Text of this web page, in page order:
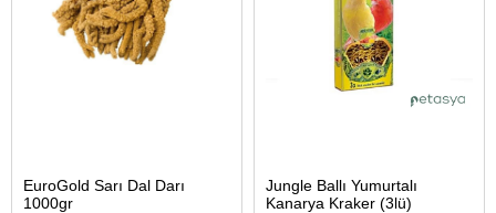
EuroGold Sarı Dal Darı
1000gr
Jungle Ballı Yumurtalı
Kanarya Kraker (3lü)